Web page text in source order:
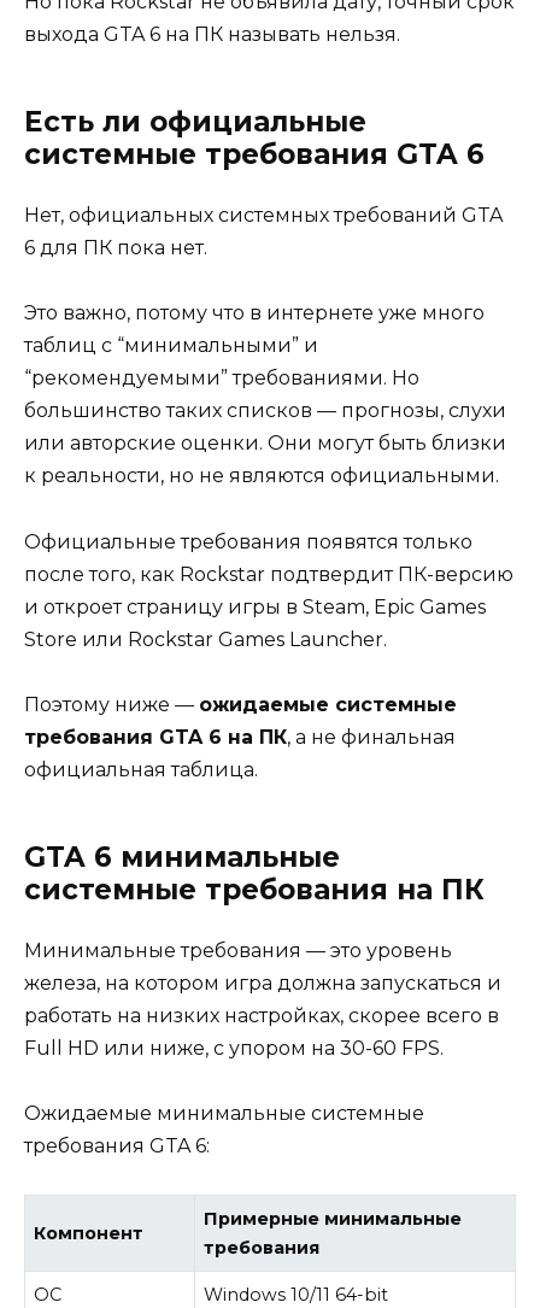
выхода GTA 6 на ПК называть нельзя.
Есть ли официальные
системные требования GTA 6
Нет, официальных системных требований GTA
6 для ПК пока нет.
Это важно, потому что в интернете уже много
таблиц с “минимальными” и
“рекомендуемыми” требованиями. Но
большинство таких списков — прогнозы, слухи
или авторские оценки. Они могут быть близки
к реальности, но не являются официальными.
Официальные требования появятся только
после того, как Rockstar подтвердит ПК-версию
и откроет страницу игры в Steam, Epic Games
Store или Rockstar Games Launcher.
Поэтому ниже — ожидаемые системные
требования GTA 6 на ПК, а не финальная
официальная таблица.
GTA 6 минимальные
системные требования на ПК
Минимальные требования — это уровень
железа, на котором игра должна запускаться и
работать на низких настройках, скорее всего в
Full HD или ниже, с упором на 30-60 FPS.
Ожидаемые минимальные системные
требования GTA 6:
Компонент
Примерные минимальные
требования
ОС Windows 10/11 64-bit